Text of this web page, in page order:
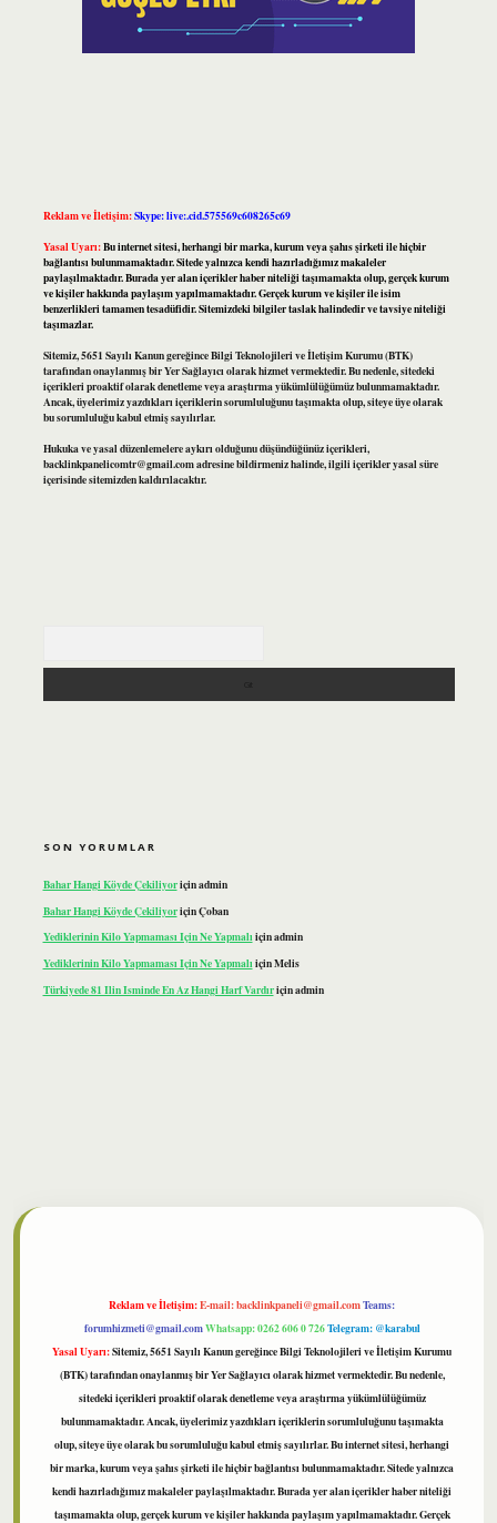
Reklam ve İletişim:Skype: live:.cid.575569c608265c69
Yasal Uyarı:Bu internet sitesi, herhangi bir marka, kurum veya şahıs şirketi ile hiçbir
bağlantısı bulunmamaktadır. Sitede yalnızca kendi hazırladığımız makaleler
paylaşılmaktadır. Burada yer alan içerikler haber niteliği taşımamakta olup, gerçek kurum
ve kişiler hakkında paylaşım yapılmamaktadır. Gerçek kurum ve kişiler ile isim
benzerlikleri tamamen tesadüfidir. Sitemizdeki bilgiler taslak halindedir ve tavsiye niteliği
taşımazlar.
Sitemiz, 5651 Sayılı Kanun gereğince Bilgi Teknolojileri ve İletişim Kurumu (BTK)
tarafından onaylanmış bir Yer Sağlayıcı olarak hizmet vermektedir. Bu nedenle, sitedeki
içerikleri proaktif olarak denetleme veya araştırma yükümlülüğümüz bulunmamaktadır.
Ancak, üyelerimiz yazdıkları içeriklerin sorumluluğunu taşımakta olup, siteye üye olarak
bu sorumluluğu kabul etmiş sayılırlar.
Hukuka ve yasal düzenlemelere aykırı olduğunu düşündüğünüz içerikleri,
backlinkpanelicomtr@gmail.comadresine bildirmeniz halinde, ilgili içerikler yasal süre
içerisinde sitemizden kaldırılacaktır.
SON YORUMLAR
Bahar Hangi Köyde Çekiliyoriçinadmin
Bahar Hangi Köyde ÇekiliyoriçinÇoban
Yediklerinin Kilo Yapmaması Için Ne Yapmalıiçinadmin
Yediklerinin Kilo Yapmaması Için Ne YapmalıiçinMelis
Türkiyede 81 Ilin Isminde En Az Hangi Harf Vardıriçinadmin
Reklam ve İletişim:E-mail:backlinkpaneli@gmail.comTeams:
forumhizmeti@gmail.comWhatsapp: 0262 606 0 726Telegram: @karabul
Yasal Uyarı:Sitemiz, 5651 Sayılı Kanun gereğince Bilgi Teknolojileri ve İletişim Kurumu
(BTK) tarafından onaylanmış bir Yer Sağlayıcı olarak hizmet vermektedir. Bu nedenle,
sitedeki içerikleri proaktif olarak denetleme veya araştırma yükümlülüğümüz
bulunmamaktadır. Ancak, üyelerimiz yazdıkları içeriklerin sorumluluğunu taşımakta
olup, siteye üye olarak bu sorumluluğu kabul etmiş sayılırlar. Bu internet sitesi, herhangi
bir marka, kurum veya şahıs şirketi ile hiçbir bağlantısı bulunmamaktadır. Sitede yalnızca
kendi hazırladığımız makaleler paylaşılmaktadır. Burada yer alan içerikler haber niteliği
taşımamakta olup, gerçek kurum ve kişiler hakkında paylaşım yapılmamaktadır. Gerçek